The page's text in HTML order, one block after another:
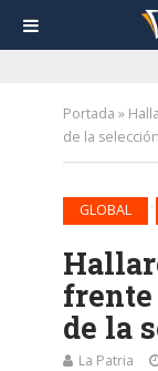
Portada »
de la
GLOBAL
de la
La Patria